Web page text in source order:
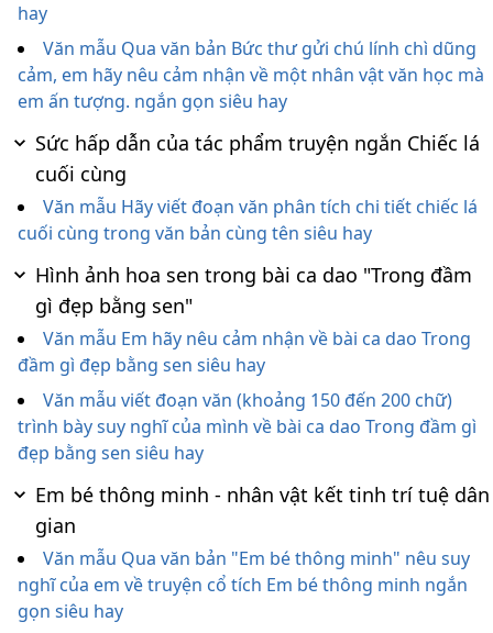
hay
Văn mẫu Qua văn bản Bức thư gửi chú lính chì dũng
cảm, em hãy nêu cảm nhận về một nhân vật văn học mà
em ấn tượng. ngắn gọn siêu hay
Sức hấp dẫn của tác phẩm truyện ngắn Chiếc lá
cuối cùng
Văn mẫu Hãy viết đoạn văn phân tích chi tiết chiếc lá
cuối cùng trong văn bản cùng tên siêu hay
Hình ảnh hoa sen trong bài ca dao "Trong đầm
gì đẹp bằng sen"
Văn mẫu Em hãy nêu cảm nhận về bài ca dao Trong
đầm gì đẹp bằng sen siêu hay
Văn mẫu viết đoạn văn (khoảng 150 đến 200 chữ)
trình bày suy nghĩ của mình về bài ca dao Trong đầm gì
đẹp bằng sen siêu hay
Em bé thông minh - nhân vật kết tinh trí tuệ dân
gian
Văn mẫu Qua văn bản "Em bé thông minh" nêu suy
nghĩ của em về truyện cổ tích Em bé thông minh ngắn
gọn siêu hay